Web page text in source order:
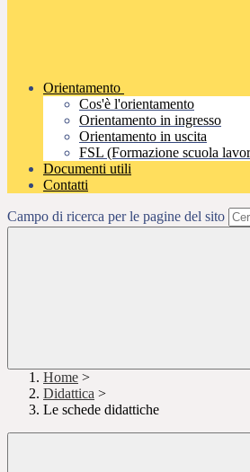
Orientamento
Cos'è l'orientamento
Orientamento in ingresso
Orientamento in uscita
FSL (Formazione scuola
Documenti utili
Contatti
Campo di ricerca per le pagine del sito
Home >
Didattica >
Le schede didattiche